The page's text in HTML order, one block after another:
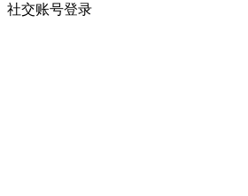
社交账号登录